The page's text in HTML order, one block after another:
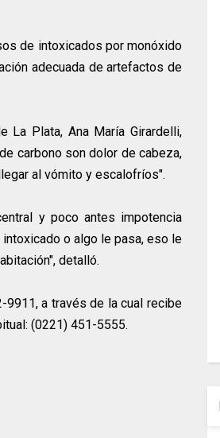
de intoxicados por monóxido
adecuada de artefactos de
Plata, Ana María Girardelli,
carbono son dolor de cabeza,
al vómito y escalofríos".
y poco antes impotencia
o algo le pasa, eso le
detalló.
a través de la cual recibe
(0221) 451-5555.